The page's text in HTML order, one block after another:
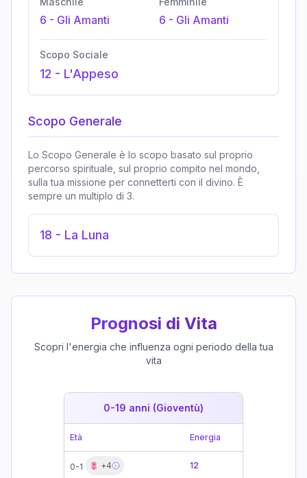
6 - Gli Amanti 6 - Gli Amanti
Scopo Sociale
12 - L'Appeso
Scopo Generale
Lo Scopo Generale è lo scopo basato sul proprio
percorso spirituale, sul proprio compito nel mondo,
sulla tua missione per connetterti con il divino. È
sempre un multiplo di 3.
18 - La Luna
Prognosi di Vita
Scopri l'energia che influenza ogni periodo della tua
vita
0-19 anni (Gioventù)
Età Energia
0-1 +4 12